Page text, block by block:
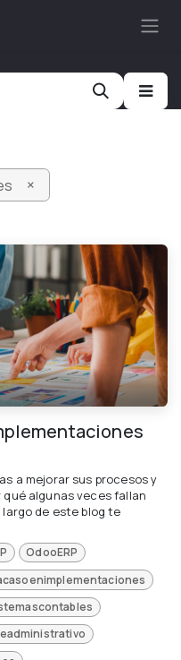
×
a mejorar sus procesos y
algunas veces fallan
de este blog te
OdooERP